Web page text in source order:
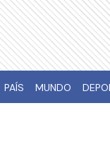
PAÍS MUNDO